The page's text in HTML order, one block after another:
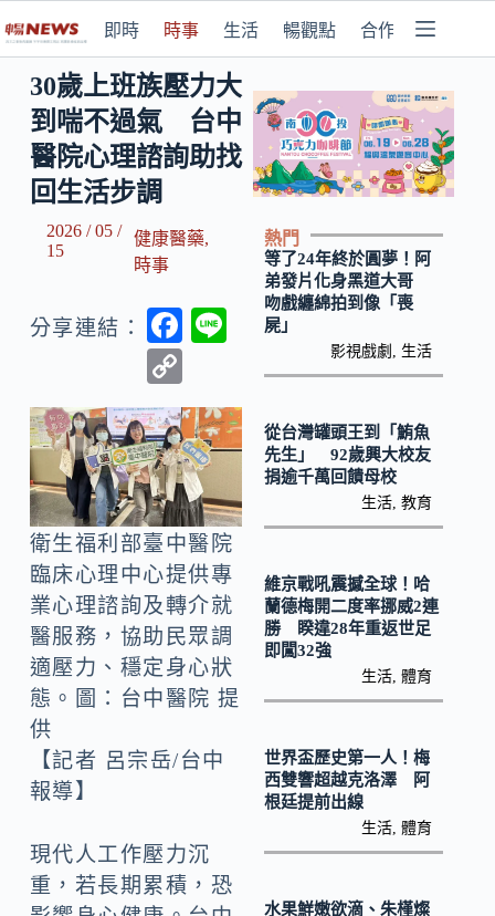
即時 時事 生活 暢觀點 合作媒體
30歲上班族壓力大
到喘不過氣 台中
醫院心理諮詢助找
回生活步調
2026 / 05 /
15
健康醫藥,
時事
分享連結：
F
b
o
o
k
o
p
y
Li
n
k
衛生福利部臺中醫院
臨床心理中心提供專
業心理諮詢及轉介就
醫服務，協助民眾調
適壓力、穩定身心狀
態。圖：台中醫院 提
供
【記者 呂宗岳/台中
報導】
現代人工作壓力沉
重，若長期累積，恐
熱門
等了24年終於圓夢！阿
弟發片化身黑道大哥
吻戲纏綿拍到像「喪
屍」
影視戲劇 生活
從台灣罐頭王到「鮪魚
先生」 92歲興大校友
捐逾千萬回饋母校
生活 ,教育
維京戰吼震撼全球！哈
蘭德梅開二度率挪威2連
勝 睽違28年重返世足
即闖32強
生活 ,體育
世界盃歷史第一人！梅
西雙響超越克洛澤 阿
根廷提前出線
生活 ,體育
水果鮮嫩欲滴、朱槿燦